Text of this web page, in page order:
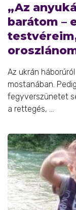
„Az
barátom –
Az ukrán
mostanában.
fegyverszünetet
a rettegés, ...